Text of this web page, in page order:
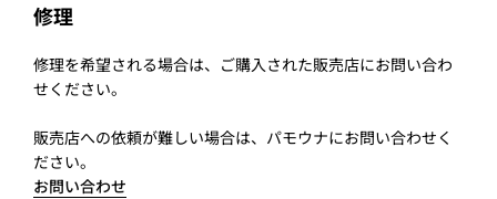
修理
修理を希望される場合は、ご購入された販売店にお問い合わ
せください。
販売店への依頼が難しい場合は、パモウナにお問い合わせく
ださい。
お問い合わせ